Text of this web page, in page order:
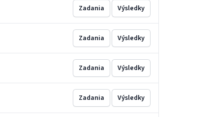
Zadania Výsledky
Zadania Výsledky
Zadania Výsledky
Zadania Výsledky